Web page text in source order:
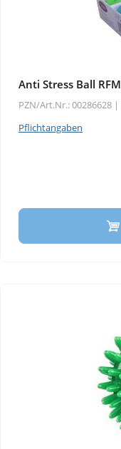
Anti Stress Ball
PZN/Art.Nr.: 00286628 |
Pflichtangaben